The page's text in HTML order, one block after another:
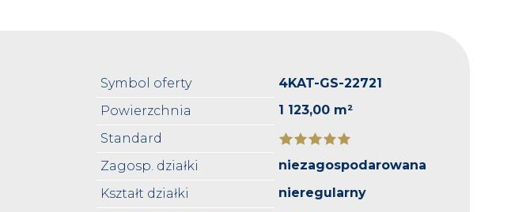
Symbol oferty
4KAT-GS-22721
Powierzchnia
1 123,00 m²
Standard
Zagosp. działki
niezagospodarowana
Kształt działki
nieregularny